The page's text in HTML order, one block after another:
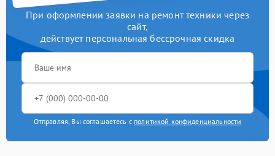
При оформлении заявки на ремонт техники через
сайт,
действует персональная бессрочная скидка
Отправляя, Вы соглашаетесь с политикой конфиденциальности